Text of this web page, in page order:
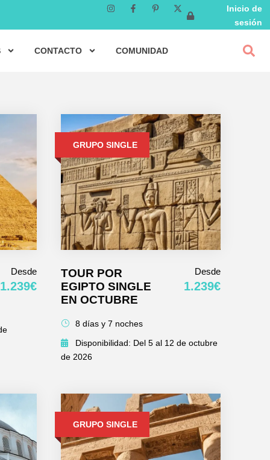
Inicio de
sesión
CONTACTO COMUNIDAD
Desde
1.239€
GRUPO SINGLE
TOUR POR
EGIPTO SINGLE
EN OCTUBRE
Desde
1.239€
8 días y 7 noches
Disponibilidad: Del 5 al 12 de octubre
de 2026
GRUPO SINGLE